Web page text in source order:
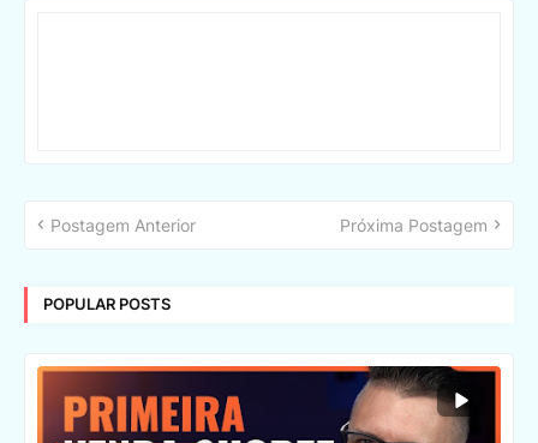
Postagem Anterior Próxima Postagem
POPULAR POSTS